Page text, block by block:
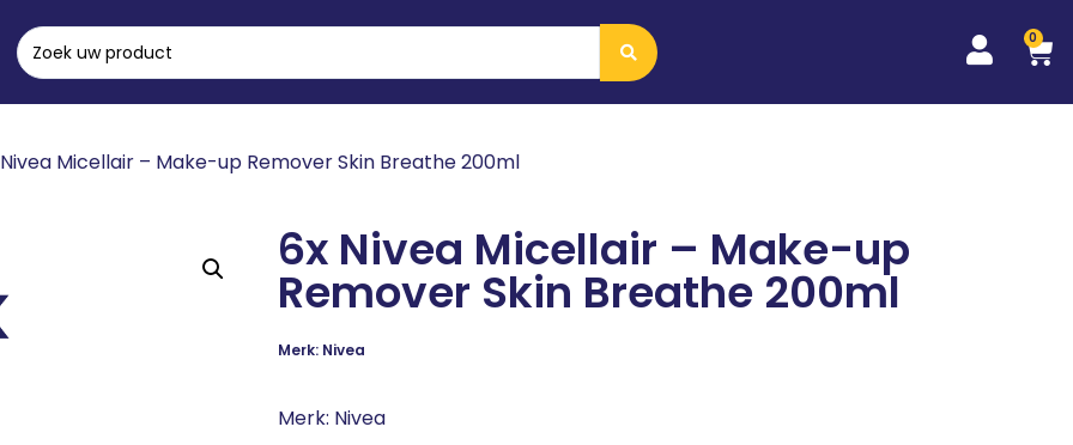
0
Micellair – Make-up Remover Skin Breathe 200ml
6x Nivea Micellair – Make-up
Remover Skin Breathe 200ml
Merk: Nivea
Merk: Nivea